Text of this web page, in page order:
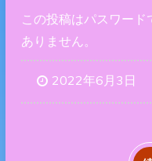
この投稿はパスワー
ありません。
2022年6月3日